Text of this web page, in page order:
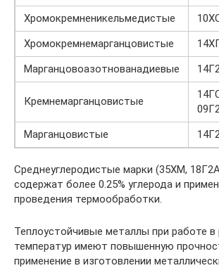
Хромокремненикельмедистые
Хромокремнемарганцовистые
Марганцовоазотнованадиевые
Кремнемарганцовистые
Марганцовистые
Среднеуглеродистые марки (35ХМ,
содержат более 0.25% углерода и
проведения термообработки.
Теплоустойчивые металлы при работе в
температур имеют повышенную
применение в изготовлении